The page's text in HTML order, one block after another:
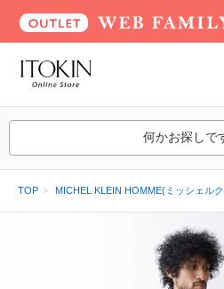
何かお探しで
TOP MICHEL KLEIN HOMME(ミッシェル